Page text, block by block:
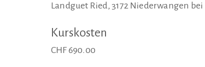
Landguet Ried, 3172 Niederwangen bei
Kurskosten
CHF 690.00